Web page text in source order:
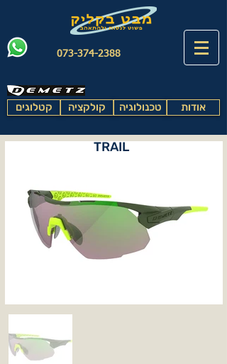
073-374-2388
קטלוגים קולקציה טכנולוגיה אודות
TRAIL